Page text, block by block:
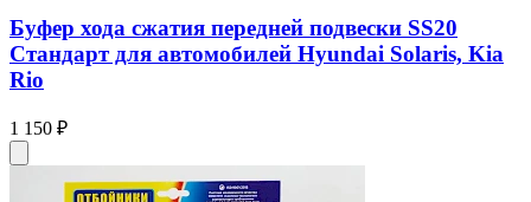
Буфер хода сжатия передней подвески SS20
Стандарт для автомобилей Hyundai Solaris, Kia
Rio
1 150 ₽